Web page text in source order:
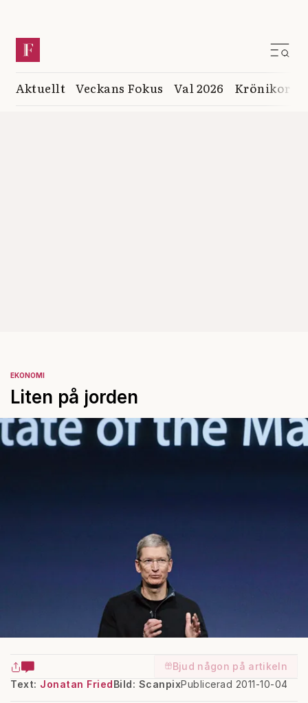
Aktuellt Veckans Fokus Val 2026 Krönikor
EKONOMI
Liten på jorden
Bjud någon på artikeln
Text: Jonatan Fried Publicerad 2011-10-04
Bild: Scanpix